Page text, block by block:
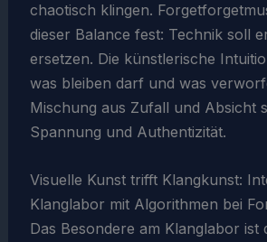
chaotisch klingen.
dieser Balance fest: Technik soll
ersetzen. Die künstlerische
was bleiben darf und was
Mischung aus Zufall und Absicht
Spannung und Authentizität.
Visuelle Kunst trifft Klangkunst:
Klanglabor mit Algorithmen bei
Das Besondere am Klanglabor ist